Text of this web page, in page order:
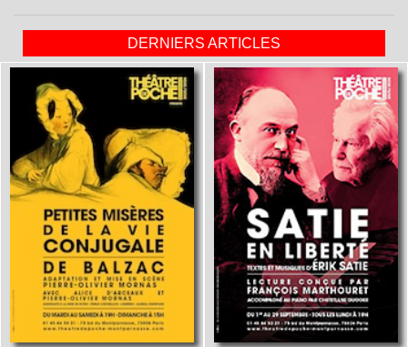
DERNIERS ARTICLES